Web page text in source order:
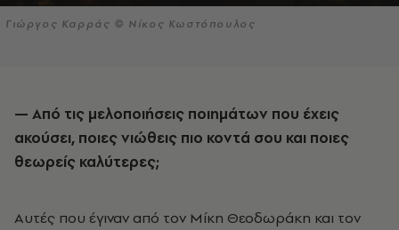
Γιώργος Καρράς © Νίκος Κωστόπουλος
— Από τις μελοποιήσεις ποιημάτων που έχεις
ακούσει, ποιες νιώθεις πιο κοντά σου και ποιες
θεωρείς καλύτερες;
Αυτές που έγιναν από τον Μίκη Θεοδωράκη και τον